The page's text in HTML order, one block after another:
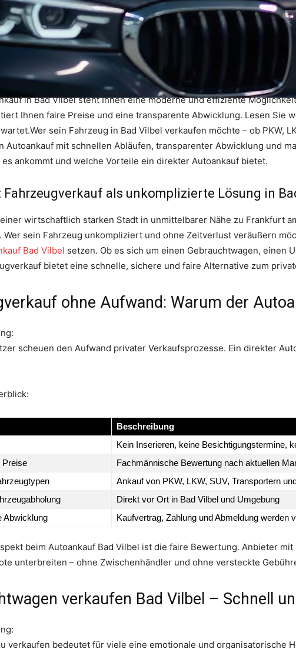
in Bad Vilbel steht Ihnen eine moderne und effiziente
Ihnen faire Preise und eine transparente Abwicklung. Lesen Sie
sein Fahrzeug in Bad Vilbel verkaufen möchte – ob PKW,
Autoankauf mit schnellen Abläufen, transparenter Abwicklung und
ankommt und welche Vorteile ein direkter Autoankauf bietet.
Fahrzeugverkauf als unkomplizierte Lösung in
wirtschaftlich starken Stadt in unmittelbarer Nähe zu Frankfurt
Wer sein Fahrzeug unkompliziert und ohne Zeitverlust veräußern
Bad Vilbel setzen. Ob es sich um einen Gebrauchtwagen, einen
bietet eine schnelle, sichere und faire Alternative zum
ohne Aufwand: Warum der
scheuen den Aufwand privater Verkaufsprozesse. Ein direkter
Beschreibung
Kein Inserieren, keine Besichtigungstermine,
Preise
Fachmännische Bewertung nach aktuellen
Ankauf von PKW, LKW, SUV, Transportern
Direkt vor Ort in Bad Vilbel und Umgebung
Abwicklung
Kaufvertrag, Zahlung und Abmeldung werden
beim Autoankauf Bad Vilbel ist die faire Bewertung. Anbieter
unterbreiten – ohne Zwischenhändler und ohne versteckte
verkaufen Bad Vilbel – Schnell
verkaufen bedeutet für viele eine emotionale und organisatorische